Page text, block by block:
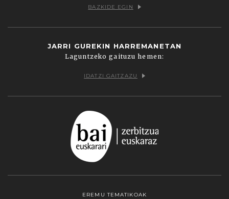
BAZKIDE EGIN
JARRI GUREKIN HARREMANETAN
Laguntzeko gaituzu hemen:
IDATZI GAITZAZU
EREMU TEMATIKOAK